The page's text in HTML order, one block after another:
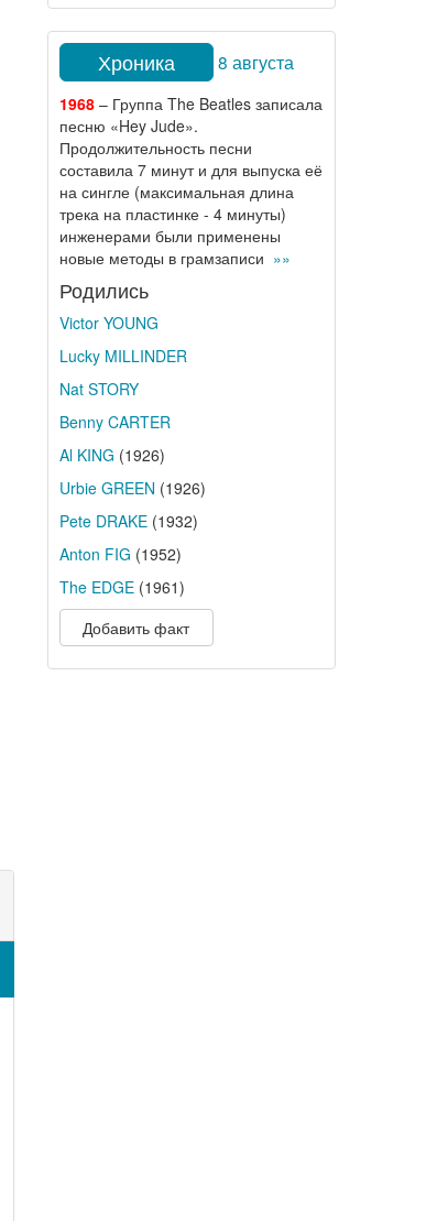
Хроника 8 августа
1968– Группа The Beatles записала
песню «Hey Jude».
Продолжительность песни
составила 7 минут и для выпуска её
на сингле (максимальная длина
трека на пластинке - 4 минуты)
инженерами были применены
новые методы в грамзаписи »»
Родились
Victor YOUNG
Lucky MILLINDER
Nat STORY
Benny CARTER
Al KING (1926)
Urbie GREEN (1926)
Pete DRAKE(1932)
Anton FIG (1952)
The EDGE(1961)
Добавить факт